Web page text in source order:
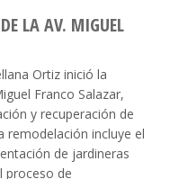
LA AV. MIGUEL
Ortiz inició la
Franco Salazar,
y recuperación de
remodelación incluye el
de jardineras
proceso de